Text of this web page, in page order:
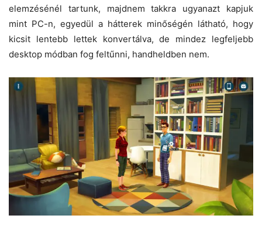
elemzésénél tartunk, majdnem takkra ugyanazt kapjuk
mint PC-n, egyedül a hátterek minőségén látható, hogy
kicsit lentebb lettek konvertálva, de mindez legfeljebb
desktop módban fog feltűnni, handheldben nem.